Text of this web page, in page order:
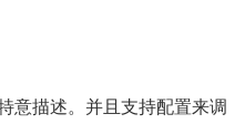
意描述。并且支持配置来调